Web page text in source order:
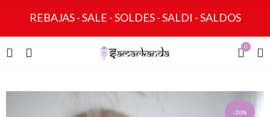
REBAJAS - SALE - SOLDES - SALDI - SALDOS
0
-20%